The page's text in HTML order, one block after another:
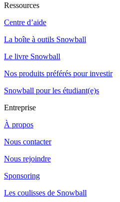
Ressources
Centre d’aide
La boîte à outils Snowball
Le livre Snowball
Nos produits préférés pour investir
Snowball pour les étudiant(e)s
Entreprise
À propos
Nous contacter
Nous rejoindre
Sponsoring
Les coulisses de Snowball